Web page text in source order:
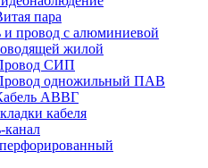
пара
и провод с алюминиевой
жилой
СИП
одножильный ПАВ
АВВГ
кабеля
канал